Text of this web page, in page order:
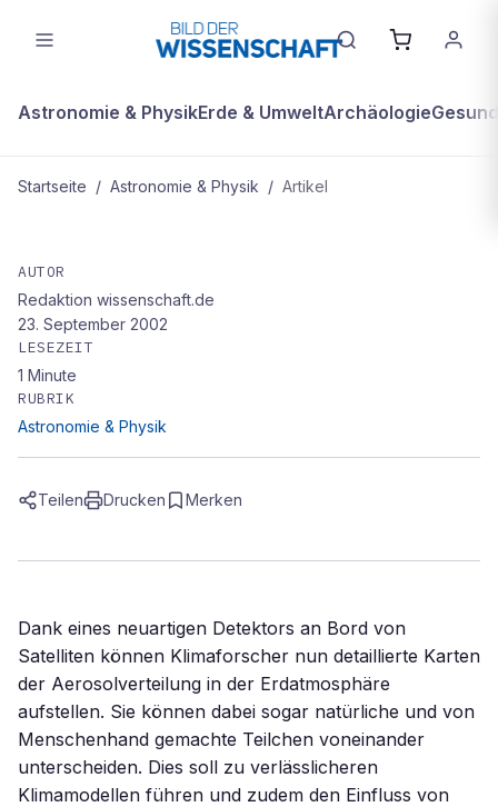
Astronomie & PhysikErde & UmweltArchäologie
Startseite / Astronomie & Physik / Artikel
Nasa-Satelliten bestimmen die
Aerosolverteilung in der
Erdatmosphäre
AUTOR
Redaktion wissenschaft.de
23. September 2002
LESEZEIT
1 Minute
RUBRIK
Astronomie & Physik
Teilen Drucken Merken
Dank eines neuartigen Detektors an Bord von
Satelliten können Klimaforscher nun detaillierte Karten
der Aerosolverteilung in der Erdatmosphäre
aufstellen. Sie können dabei sogar natürliche und von
Menschenhand gemachte Teilchen voneinander
unterscheiden. Dies soll zu verlässlicheren
Klimamodellen führen und zudem den Einfluss von